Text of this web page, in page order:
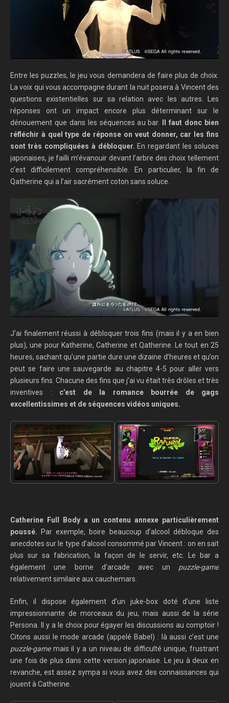
Entre les puzzles, le jeu vous demandera de faire plus de choix.
La voix qui vous accompagne durant la nuit posera à Vincent des
questions existentielles sur sa relation avec les autres. Les
réponses ont un impact encore plus déterminant sur le
dénouement que dans les séquences au bar.
Il faut donc bien
réfléchir à quel type de réponse on veut donner, car les fins
sont très compliquées à débloquer. En regardant les soluces
japonaises, je failli m’évanouir devant l’arbre des choix tellement
c’est difficilement compréhensible. En particulier, la fin de
Qatherine qui a l’air sacrément coton sans soluce.
J’ai finalement réussi à débloquer trois fins (mais il y a en bien
plus), une pour Katherine, Catherine et Qatherine. Le tout en 25
heures, sachant qu’une partie dure une dizaine d’heures et qu’on
peut se faire une sauvegarde au chapitre 4-5 pour aller vers
plusieurs fins. Chacune des fins que j’ai vu était très drôles et très
inventives : c’est de la romance bourrée de gags
excellentissimes et de séquences vidéos uniques.
Catherine Full Body a un contenu annexe particulièrement
poussé. Par exemple, boire beaucoup d’alcool débloque des
anecdotes sur le type d’alcool consommé par Vincent : on en sait
plus sur sa fabrication, la façon de le servir, etc. Le bar a
également une borne d’arcade avec un puzzle-game
relativement similaire aux cauchemars.
Enfin, il dispose également d’un juke-box doté d’une liste
impressionnante de morceaux du jeu, mais aussi de la série
Persona. Il y a le choix pour égayer les discussions au comptoir !
Citons aussi le mode arcade (appelé Babel) : là aussi c’est une
puzzle-gamemais il y a un niveau de difficulté unique, frustrant
une fois de plus dans cette version japonaise. Le jeu à deux en
revanche, est assez sympa si vous avez des connaissances qui
jouent à Catherine.